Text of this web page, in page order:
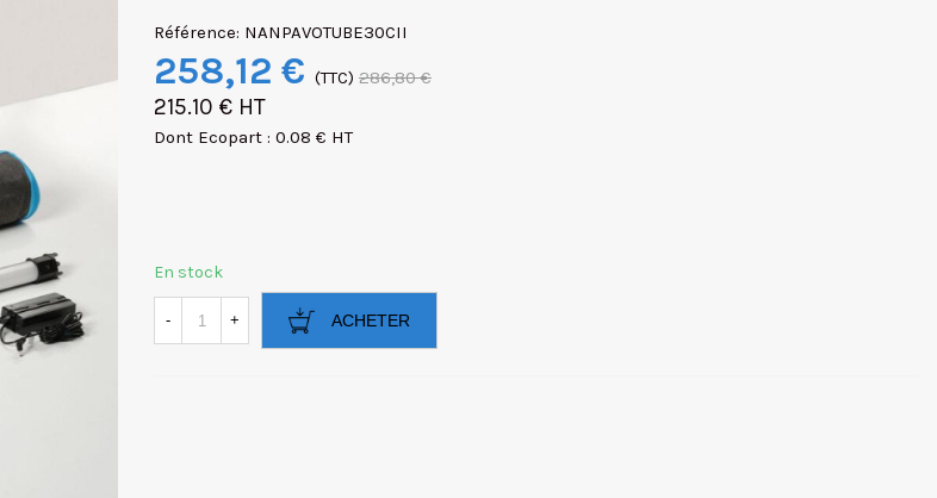
Référence: NANPAVOTUBE30CII
258,12 € (TTC) 286,80 €
215.10 € HT
Dont Ecopart : 0.08 € HT
En stock
- + ACHETER